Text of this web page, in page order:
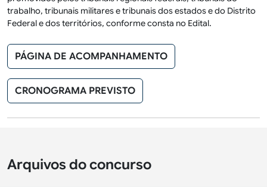
trabalho, tribunais militares e tribunais dos estados e do Distrito
Federal e dos territórios, conforme consta no Edital.
PÁGINA DE ACOMPANHAMENTO
CRONOGRAMA PREVISTO
Arquivos do concurso